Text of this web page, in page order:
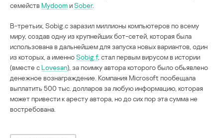
семействMydoomиSober.
В-третьих, Sobig.c заразил миллионы компьютеров по всему
миру, создав одну из крупнейших бот-сетей, которая была
использована в дальнейшем для запуска новых вариантов, один
из которых, а именноSobig.f, стал первым вирусом в истории
(вместе сLovesan), за поимку автора которого было обьявлено
денежное вознаграждение. Компания Microsoft пообещала
выплатить 500 тыс. долларов за любую информацию, которая
может привести к аресту автора, но до сих пор эта сумма не
востребована.